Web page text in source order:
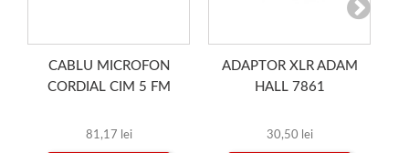
CABLU MICROFON
CORDIAL CIM 5 FM
81,17 lei
ADAPTOR XLR ADAM
HALL 7861
30,50 lei